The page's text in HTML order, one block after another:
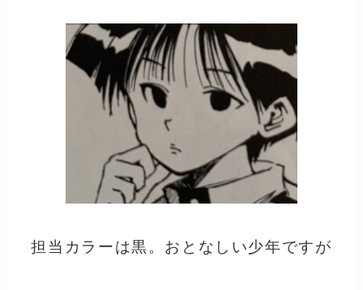
担当カラーは黒。おとなしい少年ですが